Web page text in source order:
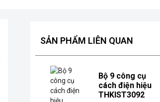
SẢN PHẨM LIÊN QUAN
Bộ 9 công cụ
cách điện hiệu
THKIST3092